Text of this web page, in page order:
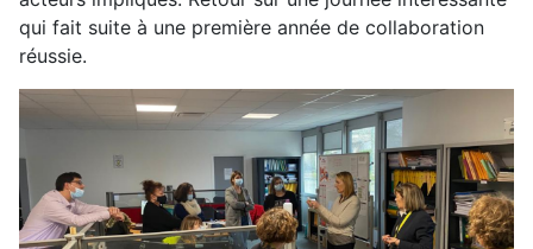
qui fait suite à une première année de collaboration
réussie.